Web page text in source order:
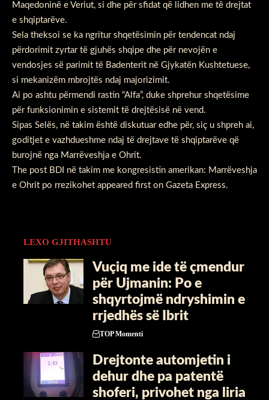
Maqedoninë e Veriut, si dhe për sfidat që lidhen me të drejtat
e shqiptarëve.
Sela theksoi se ka ngritur shqetësimin për tendencat ndaj
përdorimit zyrtar të gjuhës shqipe dhe për nevojën e
vendosjes së parimit të Badenterit në Gjykatën Kushtetuese,
si mekanizëm mbrojtës ndaj majorizimit.
Ai po ashtu përmendi rastin “Alfa”, duke shprehur shqetësime
për funksionimin e sistemit të drejtësisë në vend.
Sipas Selës, në takim është diskutuar edhe për, siç u shpreh ai,
goditjet e vazhdueshme ndaj të drejtave të shqiptarëve që
burojnë nga Marrëveshja e Ohrit.
The post ​BDI në takim me kongresistin amerikan: Marrëveshja
e Ohrit po rrezikohet appeared first on Gazeta Express.
LEXO GJITHASHTU
​Vuçiq me ide të çmendur
për Ujmanin: Po e
shqyrtojmë ndryshimin e
rrjedhës së Ibrit
TOP Momenti
Drejtonte automjetin i
dehur dhe pa patentë
shoferi, privohet nga liria